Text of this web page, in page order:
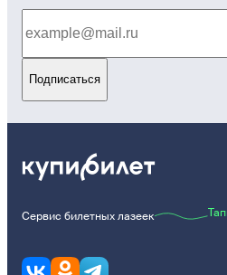
Подписаться
Сервис билетных лазеек